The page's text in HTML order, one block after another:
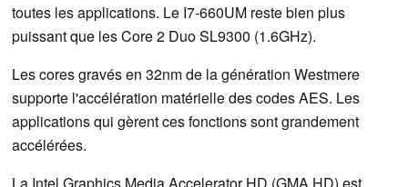
toutes les applications. Le I7-660UM reste bien plus
puissant que les Core 2 Duo SL9300 (1.6GHz).
Les cores gravés en 32nm de la génération Westmere
supporte l'accélération matérielle des codes AES. Les
applications qui gèrent ces fonctions sont grandement
accélérées.
La Intel Graphics Media Accelerator HD (GMA HD) est